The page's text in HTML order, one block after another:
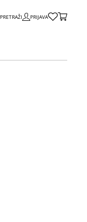
PRETRAŽI PRIJAVA